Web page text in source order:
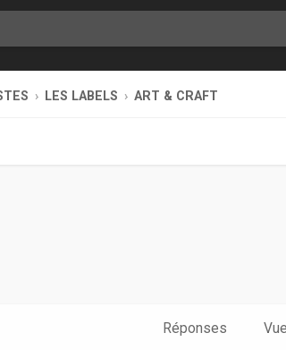
LES LABELS ART & CRAFT
Réponses